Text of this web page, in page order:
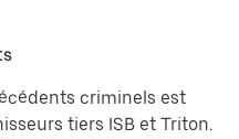
criminels est
tiers ISB et Triton.